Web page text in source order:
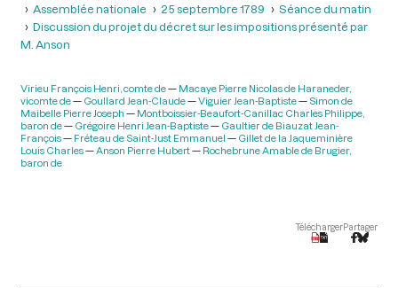
Assemblée nationale
25 septembre 1789
Séance du matin
Discussion du projet du décret sur les impositions présenté par
M. Anson
Virieu François Henri, comte de
Macaye Pierre Nicolas de Haraneder,
vicomte de
Goullard Jean-Claude Viguier Jean-Baptiste
Simon de
Maibelle Pierre Joseph
Montboissier-Beaufort-Canillac Charles Philippe,
baron de
Grégoire Henri Jean-Baptiste
Gaultier de Biauzat Jean-
François
Fréteau de Saint-Just Emmanuel
Gillet de la Jaqueminière
Louis Charles
Anson Pierre Hubert
Rochebrune Amable de Brugier,
baron de
TéléchargerPartager